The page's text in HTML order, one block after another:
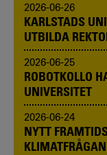
2026-06-26
KARLSTADS
UTBILDA
2026-06-25
ROBOTKOLLO
UNIVERSITET
2026-06-24
NYTT
KLIMATFRÅGAN